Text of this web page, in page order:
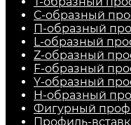
С-образный
П-образный
L-образный
Z-образный
F-образный
Y-образный
H-образный
Фигурный
Профиль-